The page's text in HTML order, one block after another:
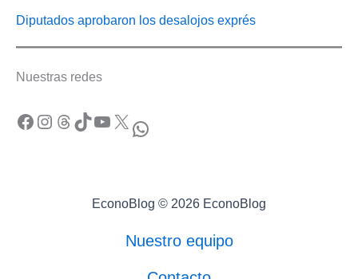
Diputados aprobaron los desalojos exprés
Nuestras redes
Facebook Instagram Threads TikTok YouTube X WhatsApp
EconoBlog © 2026 EconoBlog
Nuestro equipo